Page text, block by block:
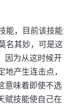
能，目前该技能
名其妙，可是这
因为从这时候开
产生连击点，
意味着即使不选
赋技能使自己在